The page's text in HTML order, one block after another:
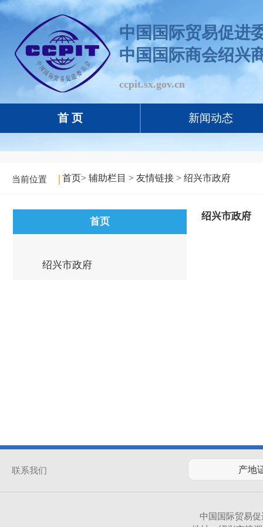
中国国际贸易促进
中国国际商会绍兴
ccpit.sx.gov.cn
首 页 新闻动态
当前位置 首页> 辅助栏目 > 友情链接 > 绍兴市政府
首页
绍兴市政府
绍兴市政府
联系我们
中国国际贸易